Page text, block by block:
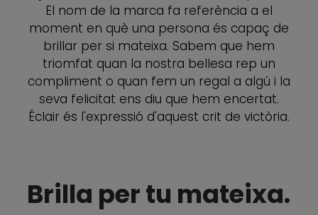
El nom de la marca fa referència a el
moment en què una persona és capaç de
brillar per si mateixa. Sabem que hem
triomfat quan la nostra bellesa rep un
compliment o quan fem un regal a algú i la
seva felicitat ens diu que hem encertat.
Éclair és l'expressió d'aquest crit de victòria.
Brilla per tu mateixa.